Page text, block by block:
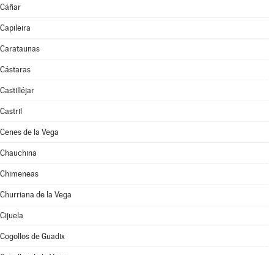
Cáñar
Capileira
Carataunas
Cástaras
Castilléjar
Castril
Cenes de la Vega
Chauchina
Chimeneas
Churriana de la Vega
Cijuela
Cogollos de Guadix